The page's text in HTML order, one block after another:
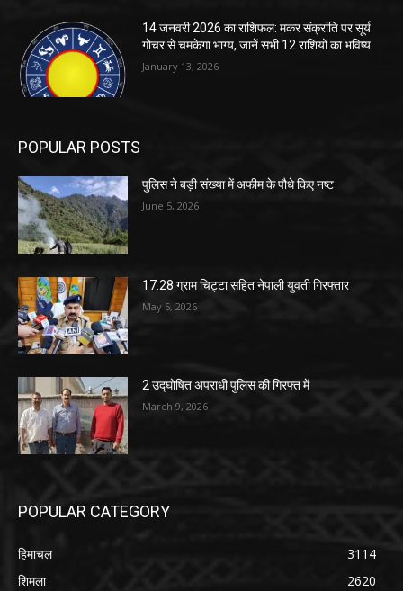
14 जनवरी 2026 का राशिफल: मकर संक्रांति पर सूर्य
गोचर से चमकेगा भाग्य, जानें सभी 12 राशियों का भविष्य
January 13, 2026
POPULAR POSTS
पुलिस ने बड़ी संख्या में अफीम के पौधे किए नष्ट
June 5, 2026
17.28 ग्राम चिट्टा सहित नेपाली युवती गिरफ्तार
May 5, 2026
2 उद्घोषित अपराधी पुलिस की गिरफ्त में
March 9, 2026
POPULAR CATEGORY
हिमाचल
3114
शिमला
2620